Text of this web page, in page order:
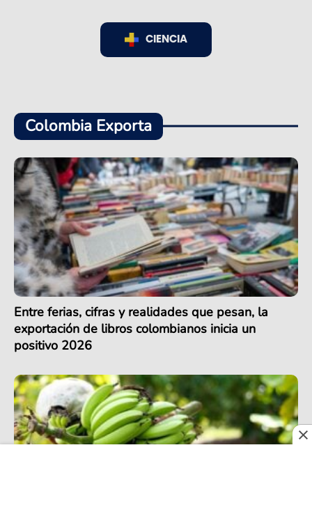
CIENCIA
Colombia Exporta
Entre ferias, cifras y realidades que pesan, la
exportación de libros colombianos inicia un
positivo 2026